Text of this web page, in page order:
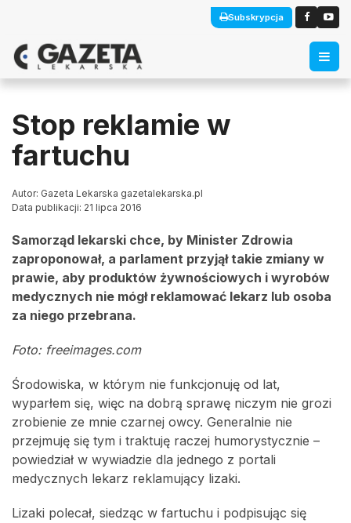
Subskrypcja
Stop reklamie w
fartuchu
Autor: Gazeta Lekarska gazetalekarska.pl
Data publikacji: 21 lipca 2016
Samorząd lekarski chce, by Minister Zdrowia
zaproponował, a parlament przyjął takie zmiany w
prawie, aby produktów żywnościowych i wyrobów
medycznych nie mógł reklamować lekarz lub osoba
za niego przebrana.
Foto: freeimages.com
Środowiska, w którym nie funkcjonuję od lat,
wyparłem się, więc na dobrą sprawę niczym nie grozi
zrobienie ze mnie czarnej owcy. Generalnie nie
przejmuję się tym i traktuję raczej humorystycznie –
powiedział w wywiadzie dla jednego z portali
medycznych lekarz reklamujący lizaki.
Lizaki polecał, siedząc w fartuchu i podpisując się